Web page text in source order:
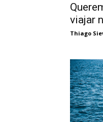
viajar
Thiago